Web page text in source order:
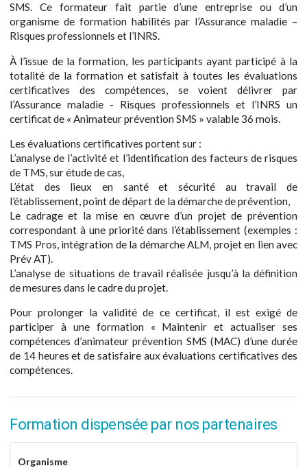
SMS. Ce formateur fait partie d’une entreprise ou d’un
organisme de formation habilités par l’Assurance maladie –
Risques professionnels et l’INRS.
À l’issue de la formation, les participants ayant participé à la
totalité de la formation et satisfait à toutes les évaluations
certificatives des compétences, se voient délivrer par
l’Assurance maladie - Risques professionnels et l’INRS un
certificat de « Animateur prévention SMS » valable 36 mois.
Les évaluations certificatives portent sur :
L’analyse de l’activité et l’identification des facteurs de risques
de TMS, sur étude de cas,
L’état des lieux en santé et sécurité au travail de
l’établissement, point de départ de la démarche de prévention,
Le cadrage et la mise en œuvre d’un projet de prévention
correspondant à une priorité dans l’établissement (exemples :
TMS Pros, intégration de la démarche ALM, projet en lien avec
Prév AT).
L’analyse de situations de travail réalisée jusqu’à la définition
de mesures dans le cadre du projet.
Pour prolonger la validité de ce certificat, il est exigé de
participer à une formation « Maintenir et actualiser ses
compétences d’animateur prévention SMS (MAC) d’une durée
de 14 heures et de satisfaire aux évaluations certificatives des
compétences.
Formation dispensée par nos partenaires
Organisme